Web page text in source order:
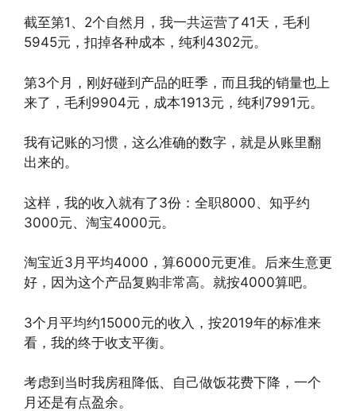
截至第1、2个自然月，我一共运营了41天，毛利
5945元，扣掉各种成本，纯利4302元。
第3个月，刚好碰到产品的旺季，而且我的销量也上
来了，毛利9904元，成本1913元，纯利7991元。
我有记账的习惯，这么准确的数字，就是从账里翻
出来的。
这样，我的收入就有了3份：全职8000、知乎约
3000元、淘宝4000元。
淘宝近3月平均4000，算6000元更准。后来生意更
好，因为这个产品复购非常高。就按4000算吧。
3个月平均约15000元的收入，按2019年的标准来
看，我的终于收支平衡。
考虑到当时我房租降低、自己做饭花费下降，一个
月还是有点盈余。